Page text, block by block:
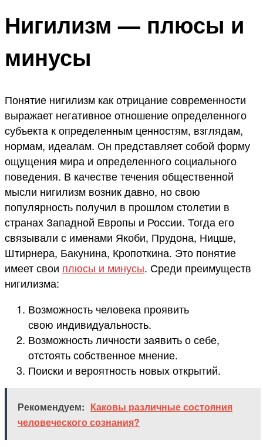
Нигилизм — плюсы и
минусы
Понятие нигилизм как отрицание современности
выражает негативное отношение определенного
субъекта к определенным ценностям, взглядам,
нормам, идеалам. Он представляет собой форму
ощущения мира и определенного социального
поведения. В качестве течения общественной
мысли нигилизм возник давно, но свою
популярность получил в прошлом столетии в
странах Западной Европы и России. Тогда его
связывали с именами Якоби, Прудона, Ницше,
Штирнера, Бакунина, Кропоткина. Это понятие
имеет свои плюсы и минусы. Среди преимуществ
нигилизма:
Возможность человека проявить
свою индивидуальность.
Возможность личности заявить о себе,
отстоять собственное мнение.
Поиски и вероятность новых открытий.
Рекомендуем: Каковы различные состояния
человеческого сознания?